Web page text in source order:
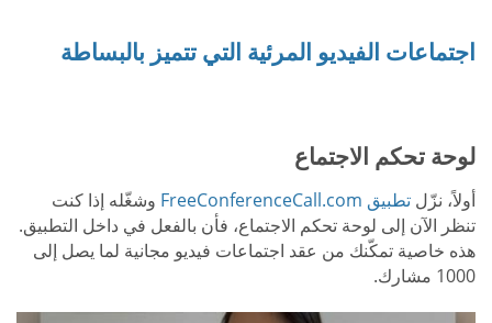
اجتماعات الفيديو المرئية التي تتميز بالبساطة
لوحة تحكم الاجتماع
أولاً، نزّل تطبيق FreeConferenceCall.com
وشغّله إذا كنت
تنظر الآن إلى لوحة تحكم الاجتماع، فأن بالفعل في داخل التطبيق.
هذه خاصية تمكّنك من عقد اجتماعات فيديو مجانية لما يصل إلى
1000 مشارك.